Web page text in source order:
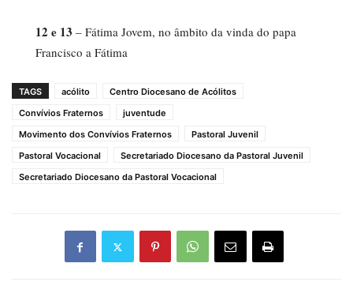
12 e 13 – Fátima Jovem, no âmbito da vinda do papa
Francisco a Fátima
TAGS acólito
Centro Diocesano de Acólitos
Convívios Fraternos
juventude
Movimento dos Convívios Fraternos
Pastoral Juvenil
Pastoral Vocacional
Secretariado Diocesano da Pastoral Juvenil
Secretariado Diocesano da Pastoral Vocacional